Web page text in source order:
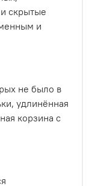
скрытые
и
не было в
удлинённая
корзина с